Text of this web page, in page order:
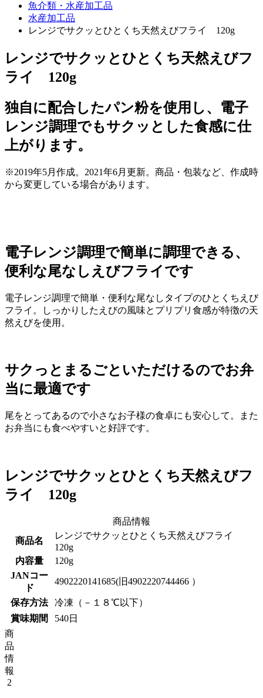
魚介類・水産加工品
水産加工品
レンジでサクッとひとくち天然えびフライ 120g
レンジでサクッとひとくち天然えびフ
ライ 120g
独自に配合したパン粉を使用し、電子
レンジ調理でもサクッとした食感に仕
上がります。
※2019年5月作成。2021年6月更新。商品・包装など、作成時
から変更している場合があります。
電子レンジ調理で簡単に調理できる、
便利な尾なしえびフライです
電子レンジ調理で簡単・便利な尾なしタイプのひとくちえび
フライ。しっかりしたえびの風味とプリプリ食感が特徴の天
然えびを使用。
サクっとまるごといただけるのでお弁
当に最適です
尾をとってあるので小さなお子様の食卓にも安心して。また
お弁当にも食べやすいと好評です。
レンジでサクッとひとくち天然えびフ
ライ 120g
商品情報
商品名
レンジでサクッとひとくち天然えびフライ
120g
内容量
120g
JANコー
ド
4902220141685(旧4902220744466 ）
保存方法
冷凍（－１８℃以下）
賞味期間
540日
商
品
情
報
2